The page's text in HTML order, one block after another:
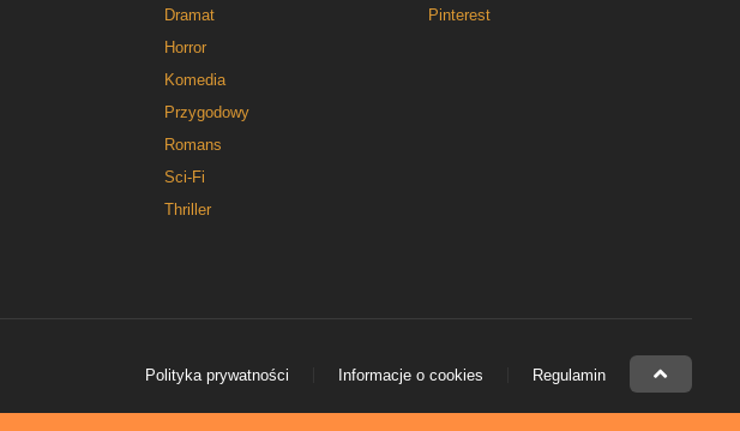
Dramat
Horror
Komedia
Przygodowy
Romans
Sci-Fi
Thriller
Pinterest
Polityka prywatności Informacje o cookies Regulamin